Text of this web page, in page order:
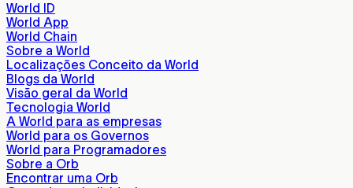
World ID
World App
World Chain
Sobre a World
Localizações Conceito da World
Blogs da World
Visão geral da World
Tecnologia World
A World para as empresas
World para os Governos
World para Programadores
Sobre a Orb
Encontrar uma Orb